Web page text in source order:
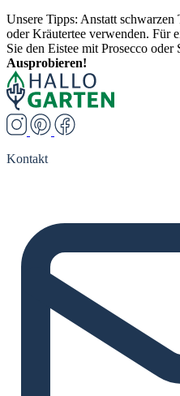
Unsere Tipps: Anstatt schwarzen
oder Kräutertee verwenden. Für
Sie den Eistee mit Prosecco oder
Ausprobieren!
Kontakt